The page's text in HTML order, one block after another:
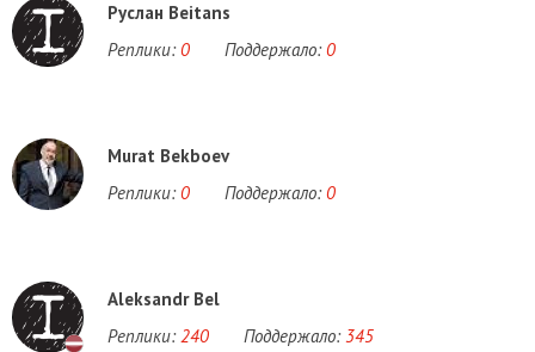
Руслан Beitans
Реплики: 0 Поддержало: 0
Murat Bekboev
Реплики: 0 Поддержало: 0
Aleksandr Bel
Реплики: 240 Поддержало: 345